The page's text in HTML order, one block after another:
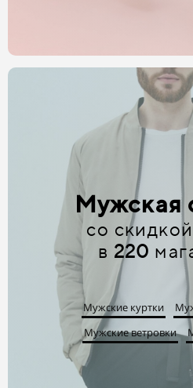
Мужская
со
в 220
Мужские куртки
Мужские ветровки